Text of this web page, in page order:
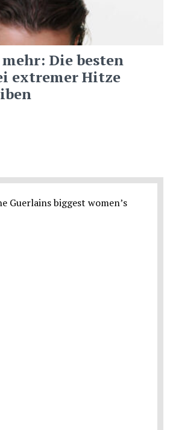
Die besten
extremer Hitze
Guerlains biggest women’s